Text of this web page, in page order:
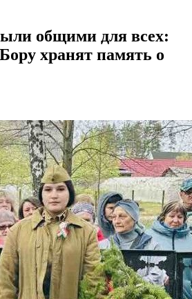
общими для всех:
хранят память о